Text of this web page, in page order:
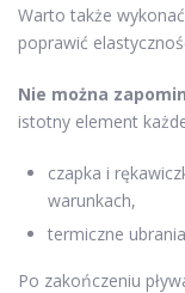
Warto także
poprawić
Nie można
istotny element
czapka i
warunkach,
termiczne
Po zakończeniu